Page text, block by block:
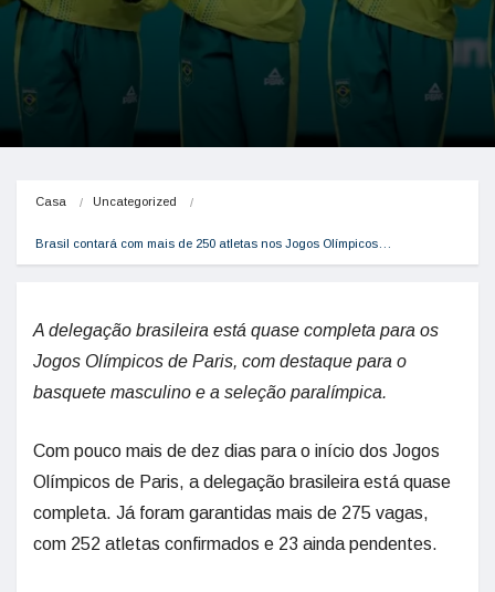
Casa Uncategorized
Brasil contará com mais de 250 atletas nos Jogos Olímpicos…
A delegação brasileira está quase completa para os
Jogos Olímpicos de Paris, com destaque para o
basquete masculino e a seleção paralímpica.
Com pouco mais de dez dias para o início dos Jogos
Olímpicos de Paris, a delegação brasileira está quase
completa. Já foram garantidas mais de 275 vagas,
com 252 atletas confirmados e 23 ainda pendentes.